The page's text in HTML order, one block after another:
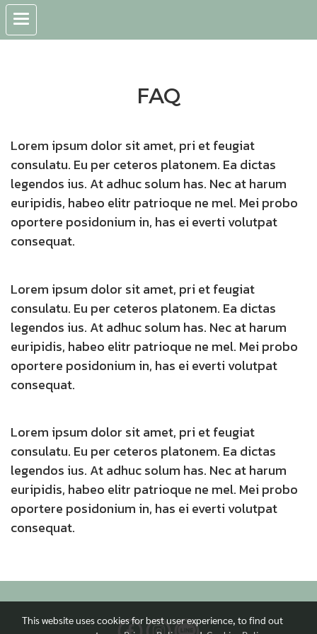
FAQ
Lorem ipsum dolor sit amet, pri et feugiat
consulatu. Eu per ceteros platonem. Ea dictas
legendos ius. At adhuc solum has. Nec at harum
euripidis, habeo elitr patrioque ne mel. Mei probo
oportere posidonium in, has ei everti volutpat
consequat.
Lorem ipsum dolor sit amet, pri et feugiat
consulatu. Eu per ceteros platonem. Ea dictas
legendos ius. At adhuc solum has. Nec at harum
euripidis, habeo elitr patrioque ne mel. Mei probo
oportere posidonium in, has ei everti volutpat
consequat.
Lorem ipsum dolor sit amet, pri et feugiat
consulatu. Eu per ceteros platonem. Ea dictas
legendos ius. At adhuc solum has. Nec at harum
euripidis, habeo elitr patrioque ne mel. Mei probo
oportere posidonium in, has ei everti volutpat
consequat.
This website uses cookies for best user experience, to find out